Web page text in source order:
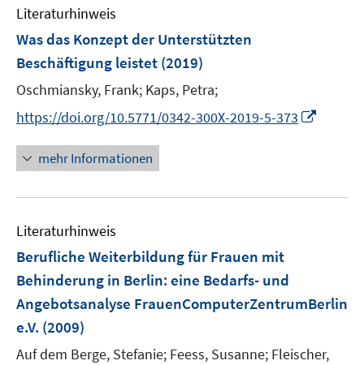
Literaturhinweis
Was das Konzept der Unterstützten
Beschäftigung leistet (2019)
Oschmiansky, Frank; Kaps, Petra;
https://doi.org/10.5771/0342-300X-2019-5-373
u
s
e
mehr Informationen
Literaturhinweis
Berufliche Weiterbildung für Frauen mit
Behinderung in Berlin: eine Bedarfs- und
Angebotsanalyse FrauenComputerZentrumBerlin
e.V. (2009)
Auf dem Berge, Stefanie; Feess, Susanne; Fleischer,